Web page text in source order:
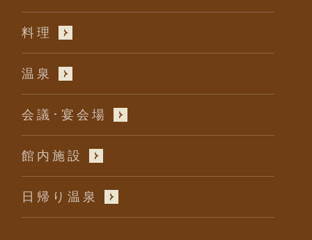
料理
温泉
会議･宴会場
館内施設
日帰り温泉